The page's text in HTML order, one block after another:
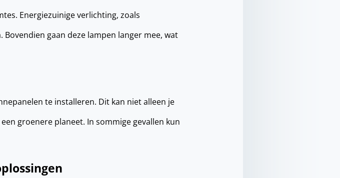
Energiezuinige verlichting, zoals
gaan deze lampen langer mee, wat
te installeren. Dit kan niet alleen je
groenere planeet. In sommige gevallen kun